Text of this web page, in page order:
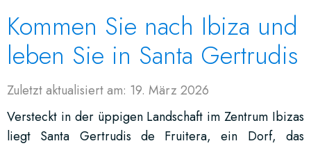
Kommen Sie nach Ibiza und
leben Sie in Santa Gertrudis
Zuletzt aktualisiert am: 19. März 2026
Versteckt in der üppigen Landschaft im Zentrum Ibizas
liegt Santa Gertrudis de Fruitera, ein Dorf, das